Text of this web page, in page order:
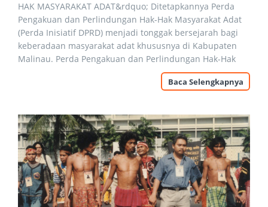
HAK MASYARAKAT ADAT&rdquo; Ditetapkannya Perda
Pengakuan dan Perlindungan Hak-Hak Masyarakat Adat
(Perda Inisiatif DPRD) menjadi tonggak bersejarah bagi
keberadaan masyarakat adat khususnya di Kabupaten
Malinau. Perda Pengakuan dan Perlindungan Hak-Hak
Baca Selengkapnya